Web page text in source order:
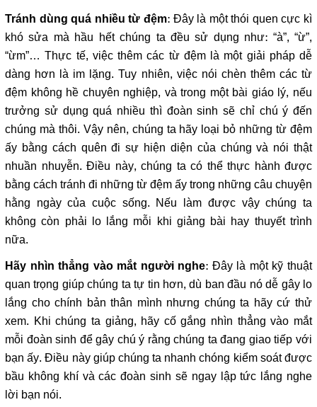
Tránh dùng quá nhiều từ đệm: Đây là một thói quen cực kì
khó sửa mà hầu hết chúng ta đều sử dụng như: “à”, “ừ”,
“ừm”… Thực tế, việc thêm các từ đệm là một giải pháp dễ
dàng hơn là im lặng. Tuy nhiên, việc nói chèn thêm các từ
đệm không hề chuyên nghiệp, và trong một bài giáo lý, nếu
trưởng sử dụng quá nhiều thì đoàn sinh sẽ chỉ chú ý đến
chúng mà thôi. Vậy nên, chúng ta hãy loại bỏ những từ đệm
ấy bằng cách quên đi sự hiện diện của chúng và nói thật
nhuần nhuyễn. Điều này, chúng ta có thể thực hành được
bằng cách tránh đi những từ đệm ấy trong những câu chuyện
hằng ngày của cuộc sống. Nếu làm được vậy chúng ta
không còn phải lo lắng mỗi khi giảng bài hay thuyết trình
nữa.
Hãy nhìn thẳng vào mắt người nghe: Đây là một kỹ thuật
quan trọng giúp chúng ta tự tin hơn, dù ban đầu nó dễ gây lo
lắng cho chính bản thân mình nhưng chúng ta hãy cứ thử
xem. Khi chúng ta giảng, hãy cố gắng nhìn thẳng vào mắt
mỗi đoàn sinh để gây chú ý rằng chúng ta đang giao tiếp với
bạn ấy. Điều này giúp chúng ta nhanh chóng kiểm soát được
bầu không khí và các đoàn sinh sẽ ngay lập tức lắng nghe
lời bạn nói.